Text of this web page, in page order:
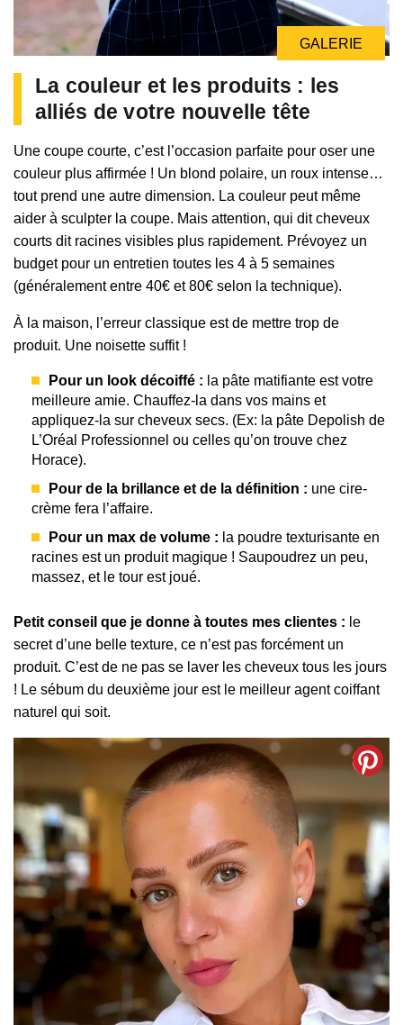
GALERIE
La couleur et les produits : les
alliés de votre nouvelle tête
Une coupe courte, c’est l’occasion parfaite pour oser une
couleur plus affirmée ! Un blond polaire, un roux intense…
tout prend une autre dimension. La couleur peut même
aider à sculpter la coupe. Mais attention, qui dit cheveux
courts dit racines visibles plus rapidement. Prévoyez un
budget pour un entretien toutes les 4 à 5 semaines
(généralement entre 40€ et 80€ selon la technique).
À la maison, l’erreur classique est de mettre trop de
produit. Une noisette suffit !
Pour un look décoiffé : la pâte matifiante est votre
meilleure amie. Chauffez-la dans vos mains et
appliquez-la sur cheveux secs. (Ex: la pâte Depolish de
L’Oréal Professionnel ou celles qu’on trouve chez
Horace).
Pour de la brillance et de la définition : une cire-
crème fera l’affaire.
Pour un max de volume : la poudre texturisante en
racines est un produit magique ! Saupoudrez un peu,
massez, et le tour est joué.
Petit conseil que je donne à toutes mes clientes : le
secret d’une belle texture, ce n’est pas forcément un
produit. C’est de ne pas se laver les cheveux tous les jours
! Le sébum du deuxième jour est le meilleur agent coiffant
naturel qui soit.